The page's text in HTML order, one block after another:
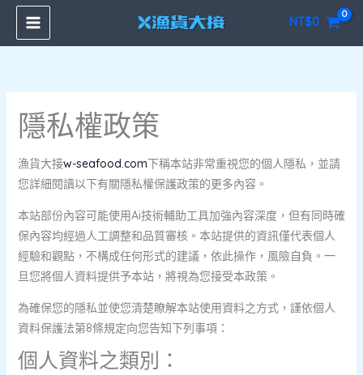
主
內
NT$0
隱私權政策
漁貨大接w-seafood.com下稱本站非常重視您的個人隱私，並請
您詳細閱讀以下有關隱私權保護政策的更多內容。
本站部份內容可能使用Ai技術輔助工具加強內容深度，但有同時確
保內容均經過人工調整和品質審核。本站提供的資訊僅代表個人
經驗和觀點，不構成任何形式的建議，依此操作，風險自負。一
旦您將個人資料提供予本站，將視為您接受本政策。
為確保您的隱私並使您清楚瞭解本站使用資料之方式，謹依個人
資料保護法第8條規定向您告知下列事項：
個人資料之類別：